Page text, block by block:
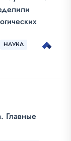
НАУКА
Главные